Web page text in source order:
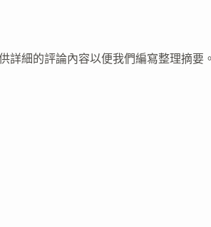
詳細的評論內容以便我們編寫整理摘要。